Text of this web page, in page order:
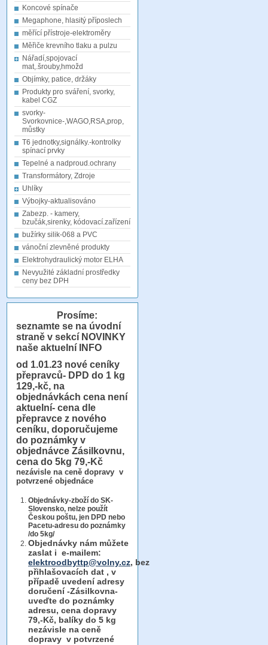
Koncové spínače
Megaphone, hlasitý příposlech
měřící přístroje-elektroměry
Měřiče krevního tlaku a pulzu
Nářadí,spojovací
mat,.šrouby,hmožd
Objímky, patice, držáky
Produkty pro sváření, svorky,
kabel CGZ
svorky-
Svorkovnice-,WAGO,RSA,prop,
můstky
T6 jednotky,signálky.-kontrolky
spínací prvky
Tepelné a nadproud.ochrany
Transformátory, Zdroje
Uhlíky
Výbojky-aktualisováno
Zabezp. - kamery,
bzučák,sirenky, kódovací.zařízení
bužírky silik-068 a PVC
vánoční zlevněné produkty
Elektrohydraulický motor ELHA
Nevyužité základní prostředky
ceny bez DPH
Prosíme:
seznamte se na úvodní
straně v sekcí NOVINKY
naše aktuelní INFO
od 1.01.23 nové ceníky
přepravců- DPD do 1 kg
129,-kč, na
objednávkách cena není
aktuelní- cena dle
přepravce z nového
ceníku, doporučujeme
do poznámky v
objednávce Zásilkovnu,
cena do 5kg 79,-Kč
nezávisle na ceně dopravy v
potvrzené objednáce
Objednávky-zboží do SK-
Slovensko, nelze použít
Českou poštu, jen DPD nebo
Pacetu-adresu do poznámky
/do 5kg/
Objednávky nám můžete
zaslat i e-mailem:
elektroodbyttp@volny.cz, bez
přihlašovacích dat , v
případě uvedení adresy
doručení -Zásilkovna-
uveďte do poznámky
adresu, cena dopravy
79,-Kč, balíky do 5 kg
nezávisle na ceně
dopravy v potvrzené